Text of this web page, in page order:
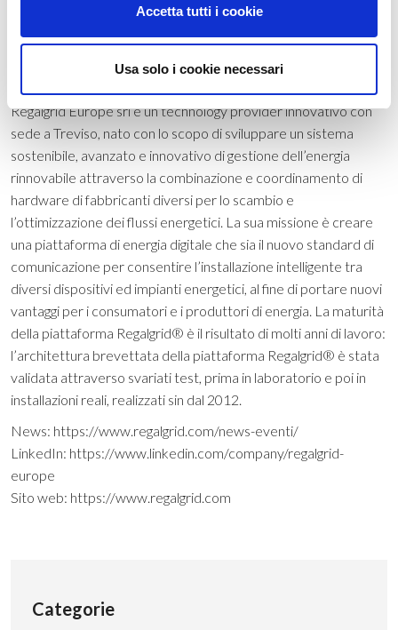
Accetta tutti i cookie
Usa solo i cookie necessari
PR, Marketing & Communication
Regalgrid Europe
Regalgrid Europe srl è un technology provider innovativo con
sede a Treviso, nato con lo scopo di sviluppare un sistema
sostenibile, avanzato e innovativo di gestione dell’energia
rinnovabile attraverso la combinazione e coordinamento di
hardware di fabbricanti diversi per lo scambio e
l’ottimizzazione dei flussi energetici. La sua missione è creare
una piattaforma di energia digitale che sia il nuovo standard di
comunicazione per consentire l’installazione intelligente tra
diversi dispositivi ed impianti energetici, al fine di portare nuovi
vantaggi per i consumatori e i produttori di energia. La maturità
della piattaforma Regalgrid® è il risultato di molti anni di lavoro:
l’architettura brevettata della piattaforma Regalgrid® è stata
validata attraverso svariati test, prima in laboratorio e poi in
installazioni reali, realizzati sin dal 2012.
News: https://www.regalgrid.com/news-eventi/
LinkedIn: https://www.linkedin.com/company/regalgrid-
europe
Sito web: https://www.regalgrid.com
Categorie